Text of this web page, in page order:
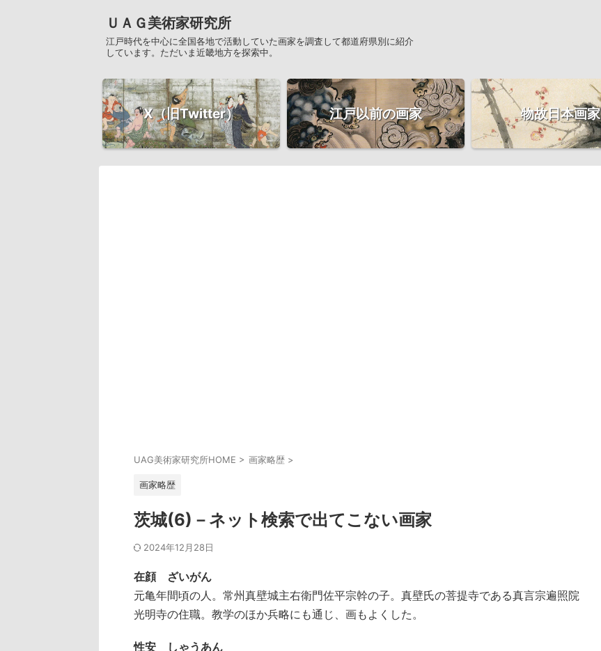
ＵＡＧ美術家研究所
江戸時代を中心に全国各地で活動していた画家を調査して都道府県別に紹介
しています。ただいま近畿地方を探索中。
X（旧Twitter） 江戸以前の画家 物故日本画家
UAG美術家研究所HOME > 画家略歴 >
画家略歴
茨城(6)－ネット検索で出てこない画家
2024年12月28日
在顔 ざいがん
元亀年間頃の人。常州真壁城主右衛門佐平宗幹の子。真壁氏の菩提寺である真言宗遍照院
光明寺の住職。教学のほか兵略にも通じ、画もよくした。
性安 しゃうあん